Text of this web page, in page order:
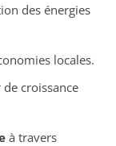
des énergies
locales.
croissance
à travers